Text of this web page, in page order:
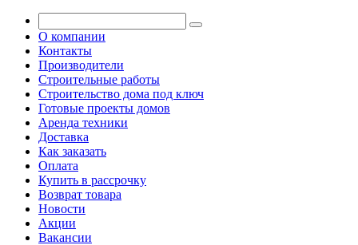
О компании
Контакты
Производители
Строительные работы
Строительство дома под ключ
Готовые проекты домов
Аренда техники
Доставка
Как заказать
Оплата
Купить в рассрочку
Возврат товара
Новости
Акции
Вакансии